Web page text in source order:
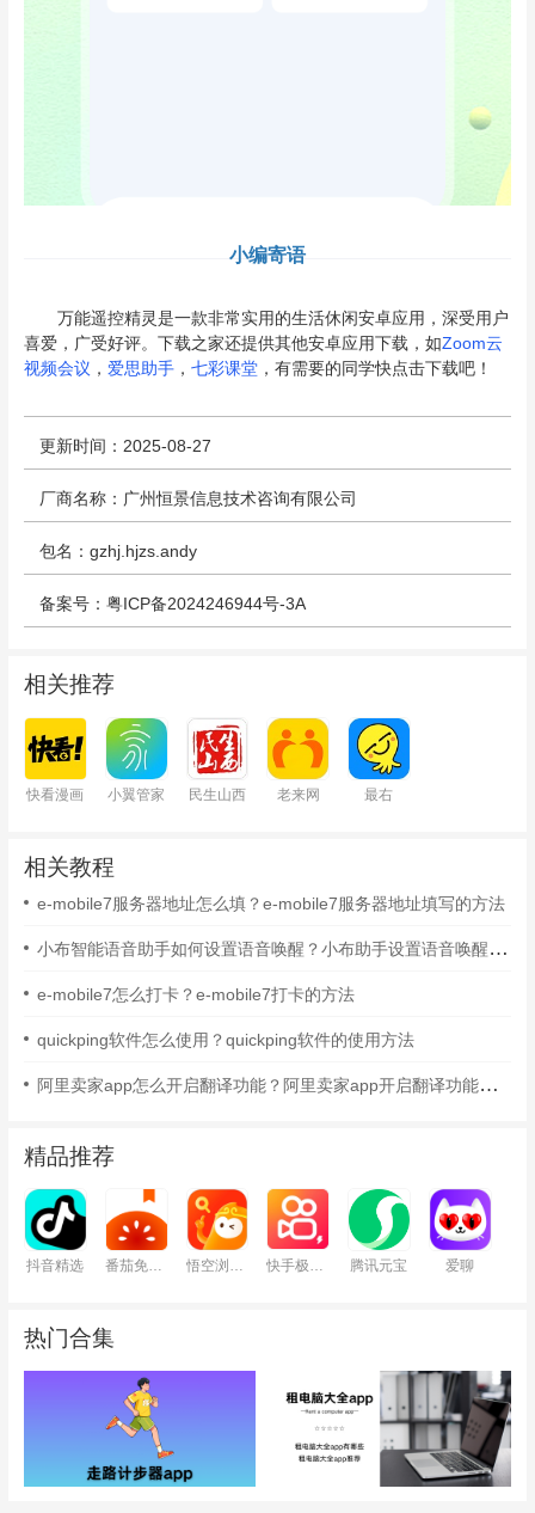
小编寄语
万能遥控精灵是一款非常实用的生活休闲安卓应用，深受用户
喜爱，广受好评。下载之家还提供其他安卓应用下载，如Zoom云
视频会议 ， 爱思助手， 七彩课堂，有需要的同学快点击下载吧！
更新时间：2025-08-27
厂商名称：广州恒景信息技术咨询有限公司
包名：gzhj.hjzs.andy
备案号：粤ICP备2024246944号-3A
相关推荐
快看漫画 小翼管家 民生山西 老来网 最右
相关教程
e-mobile7服务器地址怎么填？e-mobile7服务器地址填写的方法
小布智能语音助手如何设置语音唤醒？小布助手设置语音唤醒的方法
e-mobile7怎么打卡？e-mobile7打卡的方法
quickping软件怎么使用？quickping软件的使用方法
阿里卖家app怎么开启翻译功能？阿里卖家app开启翻译功能的方法
精品推荐
抖音精选 番茄免费小说 悟空浏览器 快手极速版 腾讯元宝 爱聊
热门合集